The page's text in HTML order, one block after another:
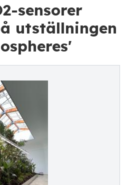
sensorer
utställningen